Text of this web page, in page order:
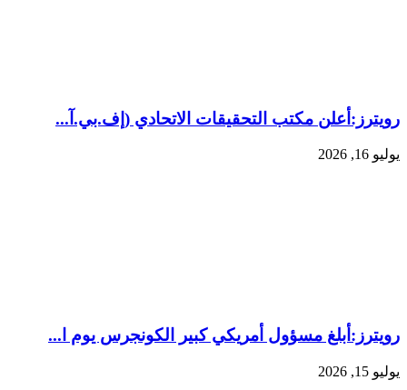
رويترز:‏أعلن مكتب التحقيقات الاتحادي (إف.بي.آ...
يوليو 16, 2026
رويترز:‏أبلغ مسؤول أمريكي كبير الكونجرس يوم ا...
يوليو 15, 2026